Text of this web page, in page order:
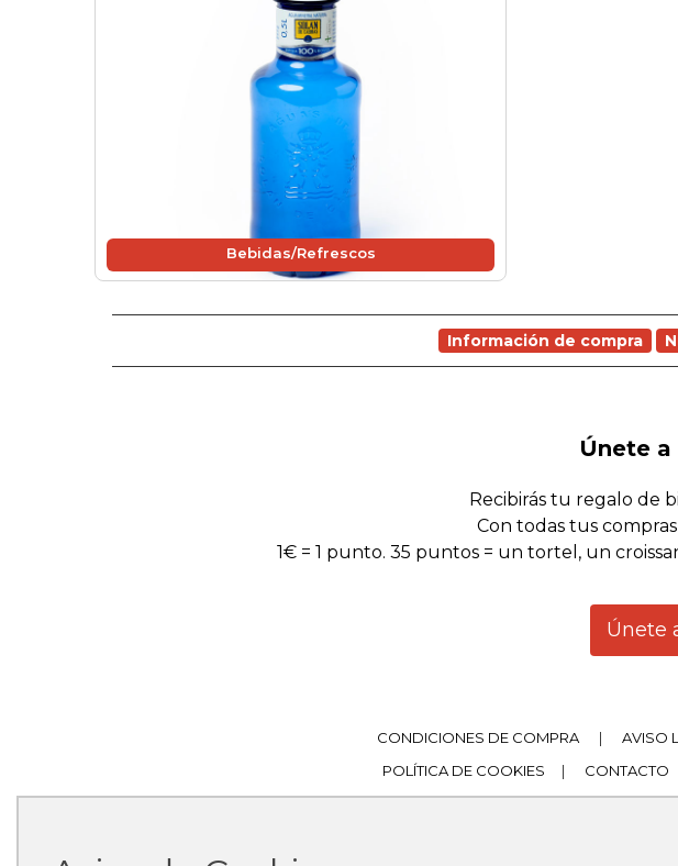
Bebidas/Refrescos
Información de compra
Únete
Recibirás tu regalo de
Con todas tus
1€ = 1 punto. 35 puntos = un tortel, un
Únete
CONDICIONES DE COMPRA | AVISO
POLÍTICA DE COOKIES
| CONTACTO